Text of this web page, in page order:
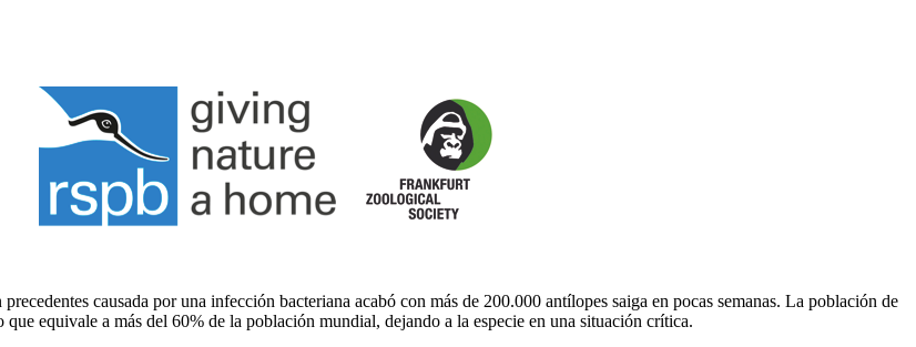
causada por una infección bacteriana acabó con más de 200.000 antílopes saiga en pocas semanas. La población de
equivale a más del 60% de la población mundial, dejando a la especie en una situación crítica.